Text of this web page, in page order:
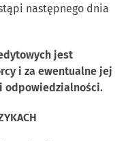
następnego dnia
jest
i za ewentualne jej
odpowiedzialności.